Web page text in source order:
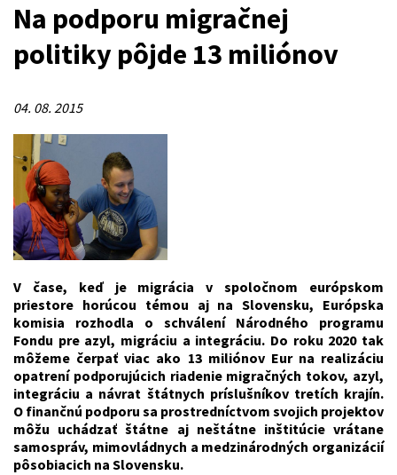
Na podporu migračnej
politiky pôjde 13 miliónov
04. 08. 2015
V čase, keď je migrácia v spoločnom európskom
priestore horúcou témou aj na Slovensku, Európska
komisia rozhodla o schválení Národného programu
Fondu pre azyl, migráciu a integráciu. Do roku 2020 tak
môžeme čerpať viac ako 13 miliónov Eur na realizáciu
opatrení podporujúcich riadenie migračných tokov, azyl,
integráciu a návrat štátnych príslušníkov tretích krajín.
O finančnú podporu sa prostredníctvom svojich projektov
môžu uchádzať štátne aj neštátne inštitúcie vrátane
samospráv, mimovládnych a medzinárodných organizácií
pôsobiacich na Slovensku.